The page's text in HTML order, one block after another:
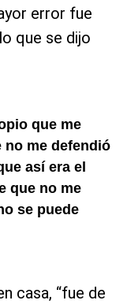
error fue
que se dijo
que me
no me defendió
así era el
que no me
se puede
casa, “fue de